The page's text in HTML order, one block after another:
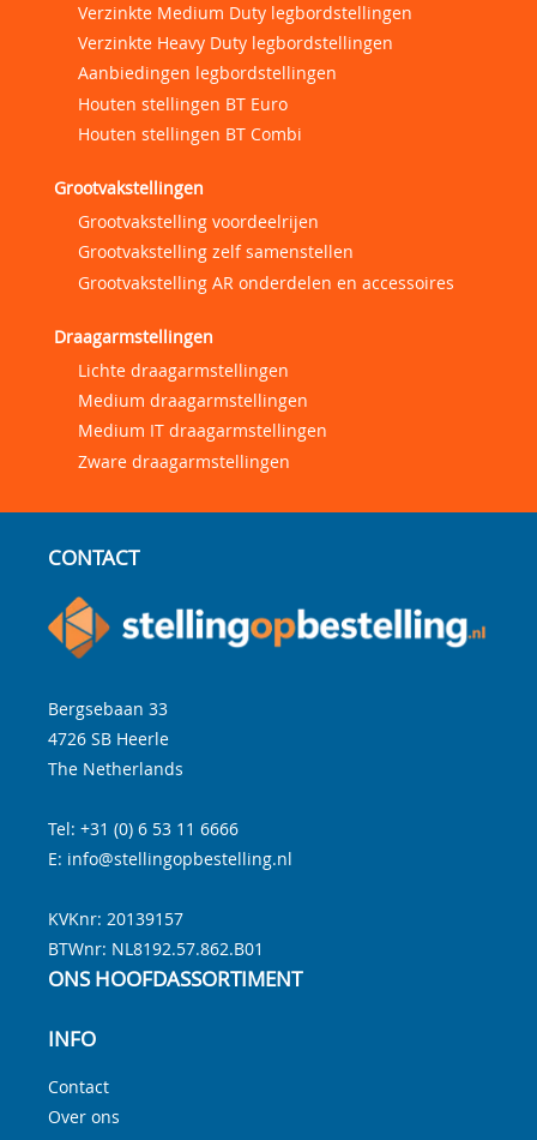
Verzinkte Medium Duty legbordstellingen
Verzinkte Heavy Duty legbordstellingen
Aanbiedingen legbordstellingen
Houten stellingen BT Euro
Houten stellingen BT Combi
Grootvakstellingen
Grootvakstelling voordeelrijen
Grootvakstelling zelf samenstellen
Grootvakstelling AR onderdelen en accessoires
Draagarmstellingen
Lichte draagarmstellingen
Medium draagarmstellingen
Medium IT draagarmstellingen
Zware draagarmstellingen
CONTACT
Bergsebaan 33
4726 SB Heerle
The Netherlands
Tel: +31 (0) 6 53 11 6666
E: info@stellingopbestelling.nl
KVKnr: 20139157
BTWnr: NL8192.57.862.B01
ONS HOOFDASSORTIMENT
INFO
Contact
Over ons